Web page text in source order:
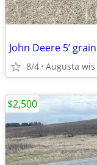
John Deere 5’
8/4 Augusta wis
$2,500